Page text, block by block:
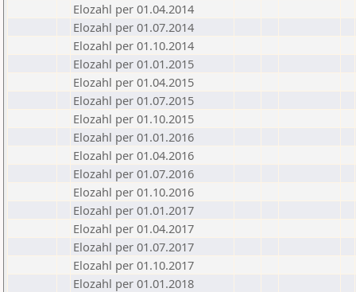
Elozahl per 01.04.2014
Elozahl per 01.07.2014
Elozahl per 01.10.2014
Elozahl per 01.01.2015
Elozahl per 01.04.2015
Elozahl per 01.07.2015
Elozahl per 01.10.2015
Elozahl per 01.01.2016
Elozahl per 01.04.2016
Elozahl per 01.07.2016
Elozahl per 01.10.2016
Elozahl per 01.01.2017
Elozahl per 01.04.2017
Elozahl per 01.07.2017
Elozahl per 01.10.2017
Elozahl per 01.01.2018